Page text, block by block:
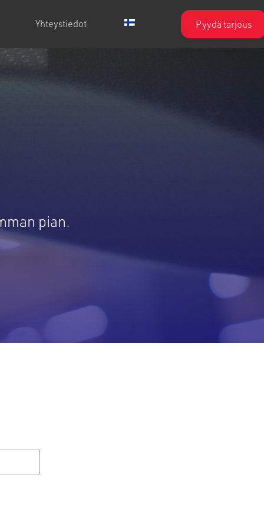
Yhteystiedot Pyydä tarjous
pian.